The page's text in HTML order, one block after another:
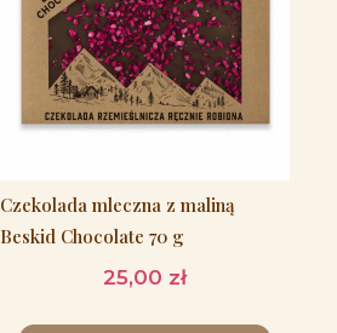
Czekolada mleczna z maliną
Beskid Chocolate 70 g
25,00 zł